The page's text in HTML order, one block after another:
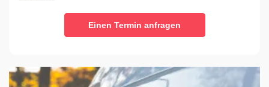
Einen Termin anfragen